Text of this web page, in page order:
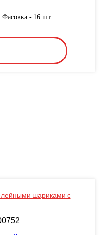
Фасовка - 16 шт.
шариками с